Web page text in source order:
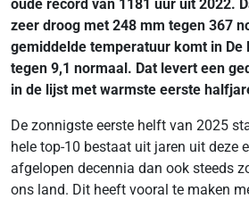
oude record van 1181 uur uit 2022.
zeer droog met 248 mm tegen 367
gemiddelde temperatuur komt in De
tegen 9,1 normaal. Dat levert een
in de lijst met warmste eerste
De zonnigste eerste helft van 2025
hele top-10 bestaat uit jaren uit deze
afgelopen decennia dan ook steeds
ons land. Dit heeft vooral te maken